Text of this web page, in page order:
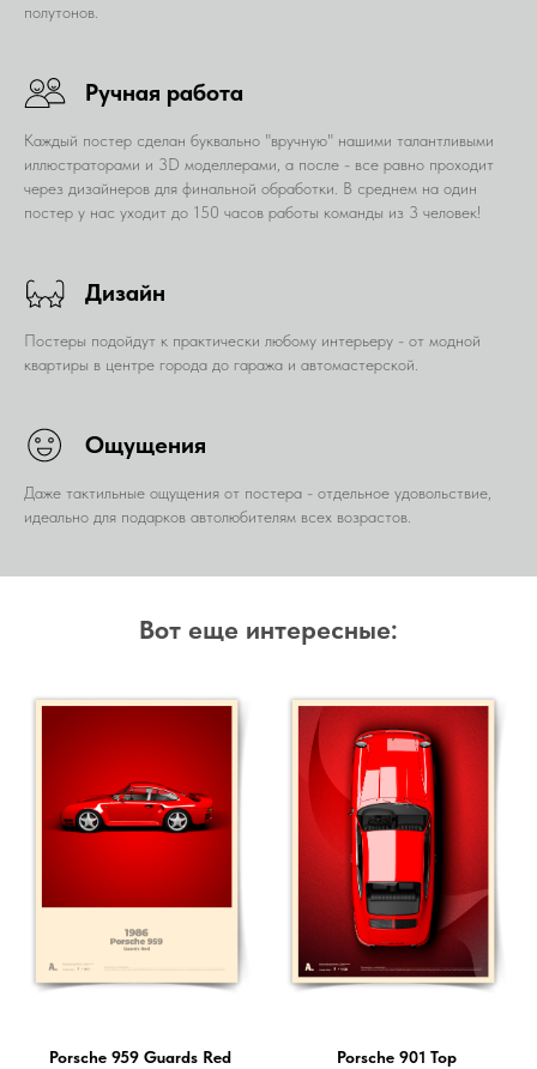
полутонов.
Ручная работа
Каждый постер сделан буквально "вручную" нашими талантливыми
иллюстраторами и 3D моделлерами, а после - все равно проходит
через дизайнеров для финальной обработки. В среднем на один
постер у нас уходит до 150 часов работы команды из 3 человек!
Дизайн
Постеры подойдут к практически любому интерьеру - от модной
квартиры в центре города до гаража и автомастерской.
Ощущения
Даже тактильные ощущения от постера - отдельное удовольствие,
идеально для подарков автолюбителям всех возрастов.
Вот еще интересные:
Porsche 959 Guards Red
Porsche 901 Top